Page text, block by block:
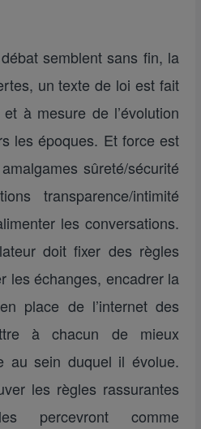
semblent sans fin, la
un texte de loi est fait
à mesure de l’évolution
les époques. Et force est
sûreté/sécurité
transparence/intimité
les conversations.
doit fixer des règles
les échanges, encadrer la
place de l’internet des
à chacun de mieux
au sein duquel il évolue.
les règles rassurantes
percevront comme